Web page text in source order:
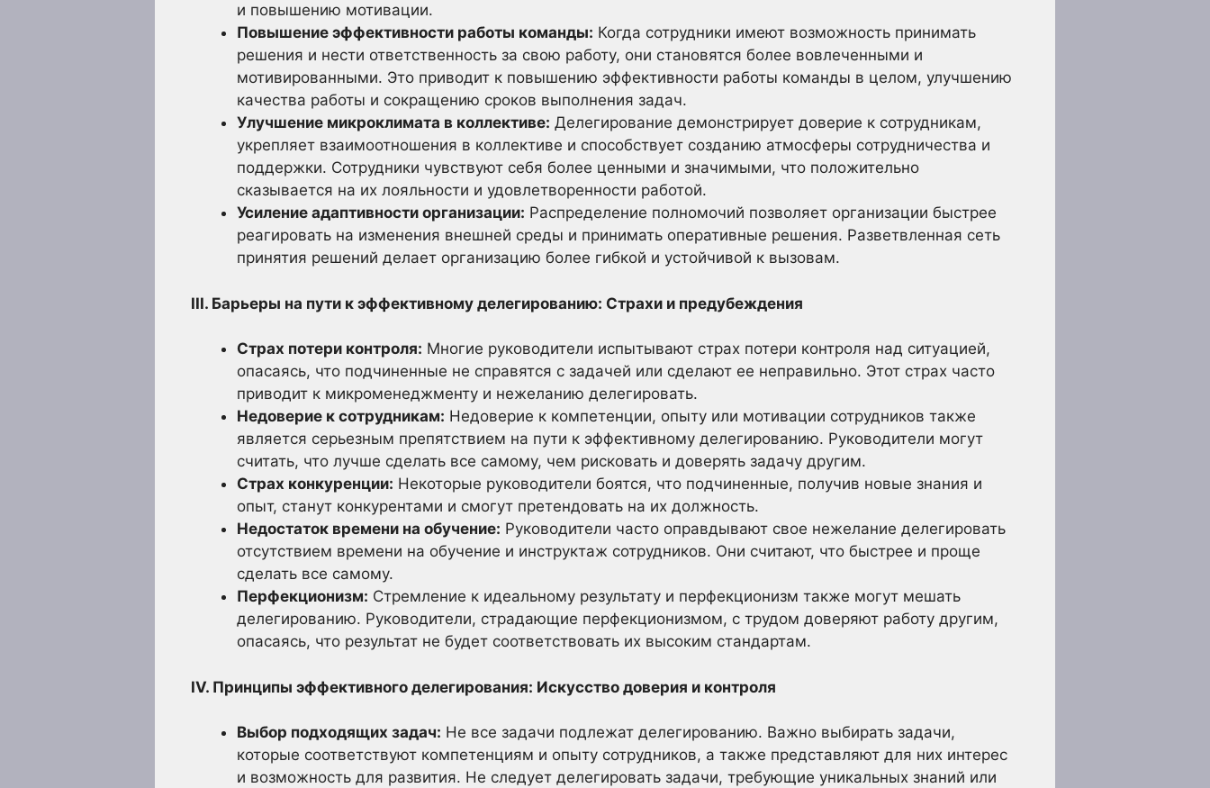
и повышению мотивации.
Повышение эффективности работы команды: Когда сотрудники имеют возможность принимать
решения и нести ответственность за свою работу, они становятся более вовлеченными и
мотивированными. Это приводит к повышению эффективности работы команды в целом, улучшению
качества работы и сокращению сроков выполнения задач.
Улучшение микроклимата в коллективе: Делегирование демонстрирует доверие к сотрудникам,
укрепляет взаимоотношения в коллективе и способствует созданию атмосферы сотрудничества и
поддержки. Сотрудники чувствуют себя более ценными и значимыми, что положительно
сказывается на их лояльности и удовлетворенности работой.
Усиление адаптивности организации: Распределение полномочий позволяет организации быстрее
реагировать на изменения внешней среды и принимать оперативные решения. Разветвленная сеть
принятия решений делает организацию более гибкой и устойчивой к вызовам.
III. Барьеры на пути к эффективному делегированию: Страхи и предубеждения
Страх потери контроля: Многие руководители испытывают страх потери контроля над ситуацией,
опасаясь, что подчиненные не справятся с задачей или сделают ее неправильно. Этот страх часто
приводит к микроменеджменту и нежеланию делегировать.
Недоверие к сотрудникам: Недоверие к компетенции, опыту или мотивации сотрудников также
является серьезным препятствием на пути к эффективному делегированию. Руководители могут
считать, что лучше сделать все самому, чем рисковать и доверять задачу другим.
Страх конкуренции: Некоторые руководители боятся, что подчиненные, получив новые знания и
опыт, станут конкурентами и смогут претендовать на их должность.
Недостаток времени на обучение: Руководители часто оправдывают свое нежелание делегировать
отсутствием времени на обучение и инструктаж сотрудников. Они считают, что быстрее и проще
сделать все самому.
Перфекционизм: Стремление к идеальному результату и перфекционизм также могут мешать
делегированию. Руководители, страдающие перфекционизмом, с трудом доверяют работу другим,
опасаясь, что результат не будет соответствовать их высоким стандартам.
IV. Принципы эффективного делегирования: Искусство доверия и контроля
Выбор подходящих задач: Не все задачи подлежат делегированию. Важно выбирать задачи,
которые соответствуют компетенциям и опыту сотрудников, а также представляют для них интерес
и возможность для развития. Не следует делегировать задачи, требующие уникальных знаний или